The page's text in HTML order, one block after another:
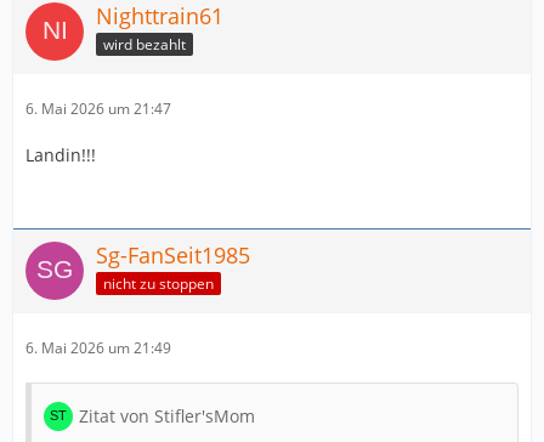
Nighttrain61
wird bezahlt
6. Mai 2026 um 21:47
Landin!!!
Sg-FanSeit1985
nicht zu stoppen
6. Mai 2026 um 21:49
Zitat von Stifler'sMom